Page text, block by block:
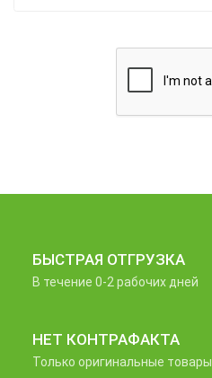
БЫСТРАЯ ОТГРУЗКА
В течение 0-2 рабочих дней
НЕТ КОНТРАФАКТА
Только оригинальные товары